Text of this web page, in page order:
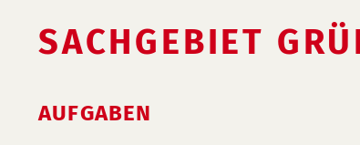
SACHGEBIET
AUFGABEN